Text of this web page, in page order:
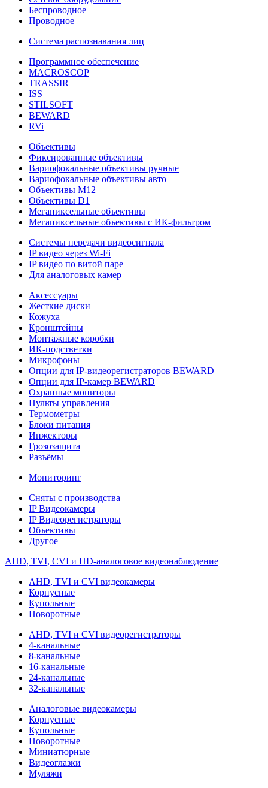
Беспроводное
Проводное
Система распознавания лиц
Программное обеспечение
MACROSCOP
TRASSIR
ISS
STILSOFT
BEWARD
RVi
Объективы
Фиксированные объективы
Вариофокальные объективы ручные
Вариофокальные объективы авто
Объективы М12
Объективы D1
Мегапиксельные объективы
Мегапиксельные объективы с ИК-фильтром
Системы передачи видеосигнала
IP видео через Wi-Fi
IP видео по витой паре
Для аналоговых камер
Аксессуары
Жесткие диски
Кожуха
Кронштейны
Монтажные коробки
ИК-подстветки
Микрофоны
Опции для IP-видеорегистраторов BEWARD
Опции для IP-камер BEWARD
Охранные мониторы
Пульты управления
Термометры
Блоки питания
Инжекторы
Грозозащита
Разъёмы
Мониторинг
Сняты с производства
IP Видеокамеры
IP Видеорегистраторы
Объективы
Другое
AHD, TVI, CVI и HD-аналоговое видеонаблюдение
AHD, TVI и CVI видеокамеры
Корпусные
Купольные
Поворотные
AHD, TVI и CVI видеорегистраторы
4-канальные
8-канальные
16-канальные
24-канальные
32-канальные
Аналоговые видеокамеры
Корпусные
Купольные
Поворотные
Миниатюрные
Видеоглазки
Муляжи